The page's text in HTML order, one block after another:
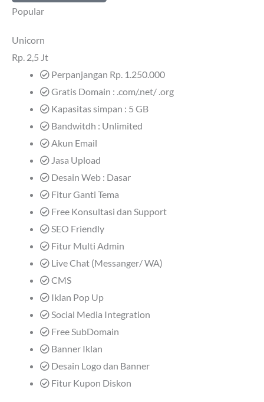
Popular
Unicorn
Rp. 2,5 Jt
Perpanjangan Rp. 1.250.000
Gratis Domain : .com/.net/ .org
Kapasitas simpan : 5 GB
Bandwitdh : Unlimited
Akun Email
Jasa Upload
Desain Web : Dasar
Fitur Ganti Tema
Free Konsultasi dan Support
SEO Friendly
Fitur Multi Admin
Live Chat (Messanger/ WA)
CMS
Iklan Pop Up
Social Media Integration
Free SubDomain
Banner Iklan
Desain Logo dan Banner
Fitur Kupon Diskon